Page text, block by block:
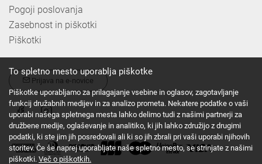
Pogoji poslovanja
Zasebnost in piškotki
Piškotki
Prijava na e-novice
To spletno mesto uporablja piškotke
Piškotke uporabljamo za prilagajanje vsebine in oglasov, zagotavljanje
funkcij družabnih medijev in za analizo prometa. Nekatere podatke o vaši
uporabi našega spletnega mesta lahko delimo tudi z našimi partnerji za
družbene medije, oglaševanje in analitiko, ki jih lahko združijo z drugimi
podatki, ki ste jim jih posredovali ali ki so jih zbrali pri vaši uporabi njihovih
storitev. Če še naprej uporabljate naše spletno mesto, se strinjate z našimi
piškotki. Več o piškotkih.